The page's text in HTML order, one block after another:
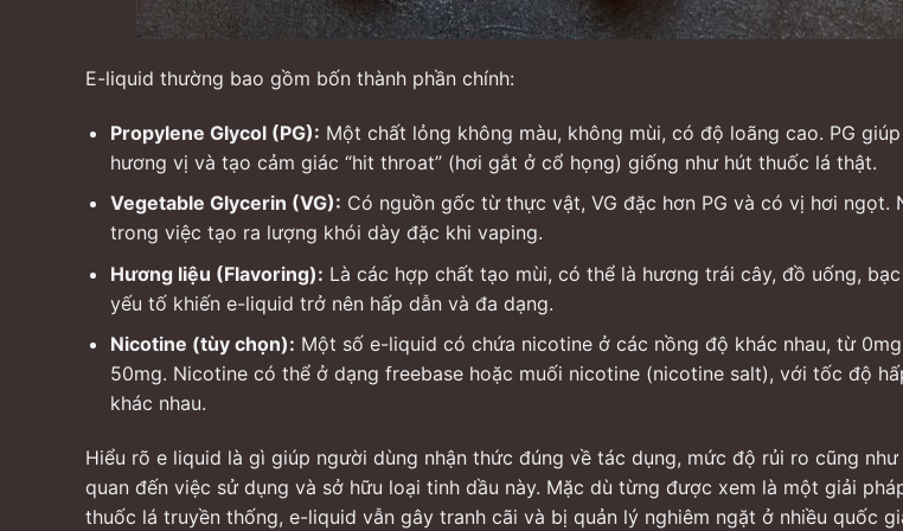
E-liquid thường bao gồm bốn thành phần chính:
Propylene Glycol (PG): Một chất lỏng không màu, không mùi, có độ loãng cao. PG
hương vị và tạo cảm giác “hit throat” (hơi gắt ở cổ họng) giống như hút thuốc lá thật.
Vegetable Glycerin (VG): Có nguồn gốc từ thực vật, VG đặc hơn PG và có vị hơi ngọt.
trong việc tạo ra lượng khói dày đặc khi vaping.
Hương liệu (Flavoring): Là các hợp chất tạo mùi, có thể là hương trái cây, đồ uống,
yếu tố khiến e-liquid trở nên hấp dẫn và đa dạng.
Nicotine (tùy chọn): Một số e-liquid có chứa nicotine ở các nồng độ khác nhau, từ
50mg. Nicotine có thể ở dạng freebase hoặc muối nicotine (nicotine salt), với tốc độ
khác nhau.
Hiểu rõ e liquid là gì giúp người dùng nhận thức đúng về tác dụng, mức độ rủi ro cũng
quan đến việc sử dụng và sở hữu loại tinh dầu này. Mặc dù từng được xem là một giải
thuốc lá truyền thống, e-liquid vẫn gây tranh cãi và bị quản lý nghiêm ngặt ở nhiều quốc